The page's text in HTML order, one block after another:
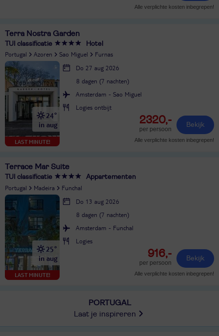
Alle verplichte kosten inbegrepen!
Terra Nostra Garden
TUI classificatie Hotel
Portugal Azoren Sao Miguel Furnas
LAST MINUTE!
24°
in aug
Do 27 aug 2026
8 dagen (7 nachten)
Amsterdam - Sao Miguel
Logies ontbijt
2320,-
per persoon
Bekijk
Alle verplichte kosten inbegrepen!
Terrace Mar Suite
TUI classificatie Appartementen
Portugal Madeira Funchal
LAST MINUTE!
25°
in aug
Do 13 aug 2026
8 dagen (7 nachten)
Amsterdam - Funchal
Logies
916,-
per persoon
Bekijk
Alle verplichte kosten inbegrepen!
PORTUGAL
Laat je inspireren